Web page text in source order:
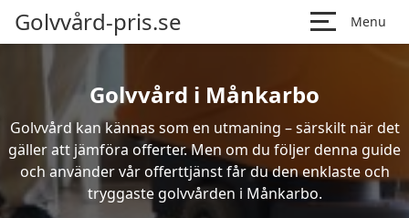
Golvvård-pris.se Menu
Golvvård i Månkarbo
Golvvård kan kännas som en utmaning – särskilt när det
gäller att jämföra offerter. Men om du följer denna guide
och använder vår offerttjänst får du den enklaste och
tryggaste golvvården i Månkarbo.